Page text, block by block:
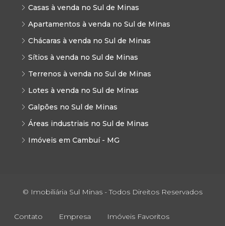
Casas à venda no Sul de Minas
Apartamentos à venda no Sul de Minas
Chácaras à venda no Sul de Minas
Sítios à venda no Sul de Minas
Terrenos à venda no Sul de Minas
Lotes à venda no Sul de Minas
Galpões no Sul de Minas
Áreas industriais no Sul de Minas
Imóveis em Cambuí - MG
© Imobiliária Sul Minas - Todos Direitos Reservados
Contato Empresa Imóveis Favoritos